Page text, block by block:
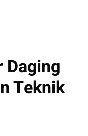
Daging
Teknik